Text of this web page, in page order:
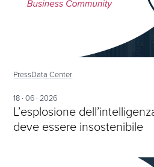
PressData Center
18 · 06 · 2026
L’esplosione
deve essere insostenibile